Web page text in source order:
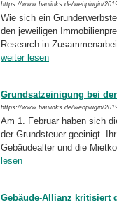
https://www.baulinks.de/webplugin/
Wie sich ein
den jeweiligen
Research in
weiter lesen
Grundsatzeinigung bei
https://www.baulinks.de/webplugin/
Am 1. Februar haben sich
der Grundsteuer geeinigt.
Gebäudealter und die
lesen
Gebäude-Allianz kritisiert